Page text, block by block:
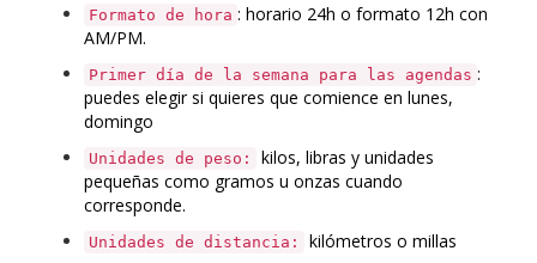
Formato de hora : horario 24h o formato 12h con
AM/PM.
Primer día de la semana para las agendas :
puedes elegir si quieres que comience en lunes,
domingo
Unidades de peso:
kilos, libras y unidades
pequeñas como gramos u onzas cuando
corresponde.
Unidades de distancia: kilómetros o millas